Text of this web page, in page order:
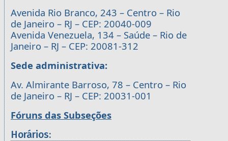
Avenida Rio Branco, 243 – Centro – Rio
de Janeiro – RJ – CEP: 20040-009
Avenida Venezuela, 134 – Saúde – Rio de
Janeiro – RJ – CEP: 20081-312
Sede administrativa:
Av. Almirante Barroso, 78 – Centro – Rio
de Janeiro – RJ – CEP: 20031-001
Fóruns das Subseções
Horários: